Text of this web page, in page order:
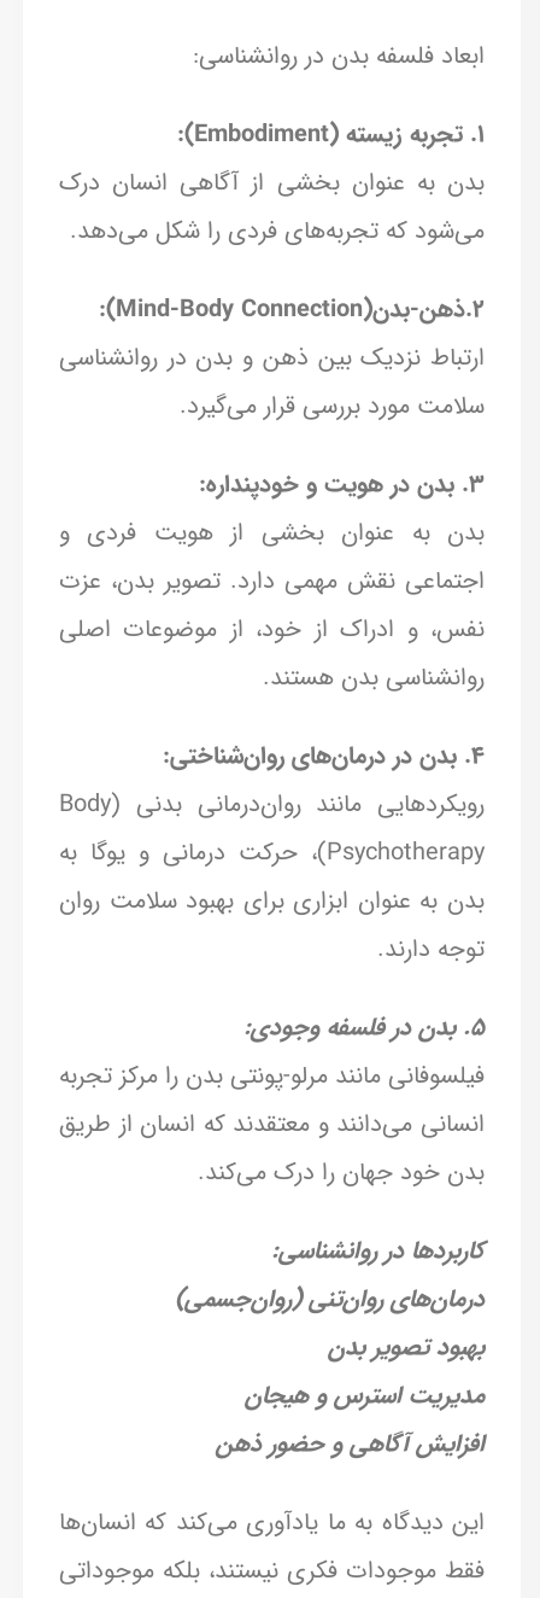
ابعاد فلسفه بدن در روانشناسی:
1. تجربه زیسته (Embodiment):
بدن به عنوان بخشی از آگاهی انسان درک
می‌شود که تجربه‌های فردی را شکل می‌دهد.
2.ذهن-بدن(Mind-Body Connection):
ارتباط نزدیک بین ذهن و بدن در روانشناسی
سلامت مورد بررسی قرار می‌گیرد.
3. بدن در هویت و خودپنداره:
بدن به عنوان بخشی از هویت فردی و
اجتماعی نقش مهمی دارد. تصویر بدن، عزت
نفس، و ادراک از خود، از موضوعات اصلی
روانشناسی بدن هستند.
4. بدن در درمان‌های روان‌شناختی:
رویکردهایی مانند روان‌درمانی بدنی (Body
Psychotherapy)، حرکت درمانی و یوگا به
بدن به عنوان ابزاری برای بهبود سلامت روان
توجه دارند.
5. بدن در فلسفه وجودی:
فیلسوفانی مانند مرلو-پونتی بدن را مرکز تجربه
انسانی می‌دانند و معتقدند که انسان از طریق
بدن خود جهان را درک می‌کند.
کاربردها در روانشناسی:
درمان‌های روان‌تنی (روان‌جسمی)
بهبود تصویر بدن
مدیریت استرس و هیجان
افزایش آگاهی و حضور ذهن
این دیدگاه به ما یادآوری می‌کند که انسان‌ها
فقط موجودات فکری نیستند، بلکه موجوداتی